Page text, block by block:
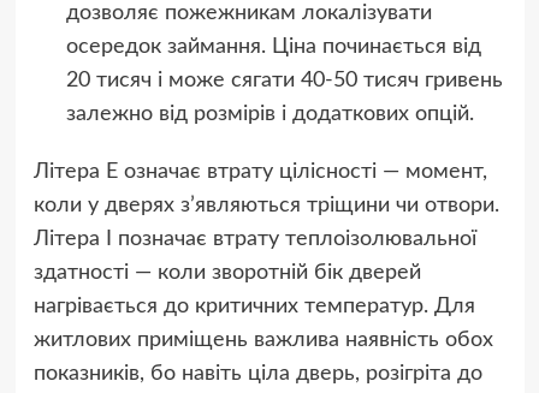
дозволяє пожежникам локалізувати
осередок займання. Ціна починається від
20 тисяч і може сягати 40-50 тисяч гривень
залежно від розмірів і додаткових опцій.
Літера E означає втрату цілісності — момент,
коли у дверях з’являються тріщини чи отвори.
Літера I позначає втрату теплоізолювальної
здатності — коли зворотній бік дверей
нагрівається до критичних температур. Для
житлових приміщень важлива наявність обох
показників, бо навіть ціла дверь, розігріта до